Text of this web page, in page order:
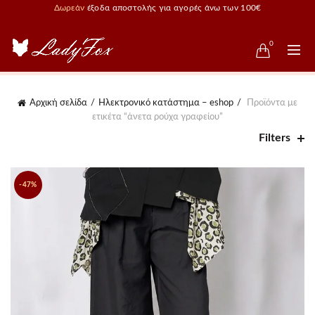
Δωρεάν έξοδα αποστολής για αγορές άνω των 100€
0
Αρχική σελίδα Ηλεκτρονικό κατάστημα – eshop
Προϊόντα με
ετικέτα “άνετα ρούχα γραφείου”
Filters
-47%